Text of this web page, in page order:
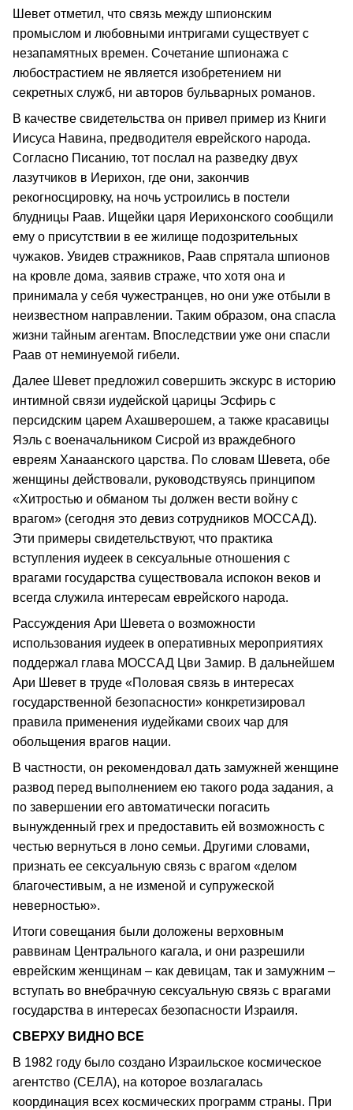
Шевет отметил, что связь между шпионским
промыслом и любовными интригами существует с
незапамятных времен. Сочетание шпионажа с
любострастием не является изобретением ни
секретных служб, ни авторов бульварных романов.
В качестве свидетельства он привел пример из Книги
Иисуса Навина, предводителя еврейского народа.
Согласно Писанию, тот послал на разведку двух
лазутчиков в Иерихон, где они, закончив
рекогносцировку, на ночь устроились в постели
блудницы Раав. Ищейки царя Иерихонского сообщили
ему о присутствии в ее жилище подозрительных
чужаков. Увидев стражников, Раав спрятала шпионов
на кровле дома, заявив страже, что хотя она и
принимала у себя чужестранцев, но они уже отбыли в
неизвестном направлении. Таким образом, она спасла
жизни тайным агентам. Впоследствии уже они спасли
Раав от неминуемой гибели.
Далее Шевет предложил совершить экскурс в историю
интимной связи иудейской царицы Эсфирь с
персидским царем Ахашверошем, а также красавицы
Яэль с военачальником Сисрой из враждебного
евреям Ханаанского царства. По словам Шевета, обе
женщины действовали, руководствуясь принципом
«Хитростью и обманом ты должен вести войну с
врагом» (сегодня это девиз сотрудников МОССАД).
Эти примеры свидетельствуют, что практика
вступления иудеек в сексуальные отношения с
врагами государства существовала испокон веков и
всегда служила интересам еврейского народа.
Рассуждения Ари Шевета о возможности
использования иудеек в оперативных мероприятиях
поддержал глава МОССАД Цви Замир. В дальнейшем
Ари Шевет в труде «Половая связь в интересах
государственной безопасности» конкретизировал
правила применения иудейками своих чар для
обольщения врагов нации.
В частности, он рекомендовал дать замужней женщине
развод перед выполнением ею такого рода задания, а
по завершении его автоматически погасить
вынужденный грех и предоставить ей возможность с
честью вернуться в лоно семьи. Другими словами,
признать ее сексуальную связь с врагом «делом
благочестивым, а не изменой и супружеской
неверностью».
Итоги совещания были доложены верховным
раввинам Центрального кагала, и они разрешили
еврейским женщинам – как девицам, так и замужним –
вступать во внебрачную сексуальную связь с врагами
государства в интересах безопасности Израиля.
СВЕРХУ ВИДНО ВСЕ
В 1982 году было создано Израильское космическое
агентство (СЕЛА), на которое возлагалась
координация всех космических программ страны. При